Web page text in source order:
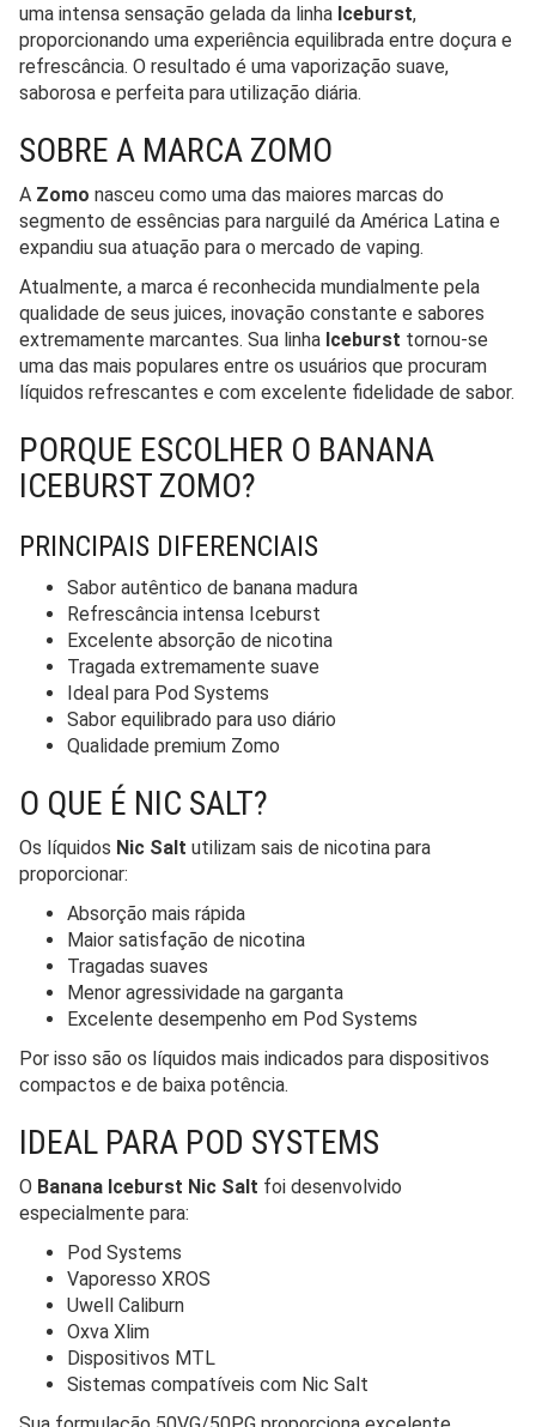
uma intensa sensação gelada da linha Iceburst,
proporcionando uma experiência equilibrada entre doçura e
refrescância. O resultado é uma vaporização suave,
saborosa e perfeita para utilização diária.
SOBRE A MARCA ZOMO
A Zomo nasceu como uma das maiores marcas do
segmento de essências para narguilé da América Latina e
expandiu sua atuação para o mercado de vaping.
Atualmente, a marca é reconhecida mundialmente pela
qualidade de seus juices, inovação constante e sabores
extremamente marcantes. Sua linha Iceburst tornou-se
uma das mais populares entre os usuários que procuram
líquidos refrescantes e com excelente fidelidade de sabor.
PORQUE ESCOLHER O BANANA
ICEBURST ZOMO?
PRINCIPAIS DIFERENCIAIS
Sabor autêntico de banana madura
Refrescância intensa Iceburst
Excelente absorção de nicotina
Tragada extremamente suave
Ideal para Pod Systems
Sabor equilibrado para uso diário
Qualidade premium Zomo
O QUE É NIC SALT?
Os líquidos Nic Salt utilizam sais de nicotina para
proporcionar:
Absorção mais rápida
Maior satisfação de nicotina
Tragadas suaves
Menor agressividade na garganta
Excelente desempenho em Pod Systems
Por isso são os líquidos mais indicados para dispositivos
compactos e de baixa potência.
IDEAL PARA POD SYSTEMS
O Banana Iceburst Nic Salt foi desenvolvido
especialmente para:
Pod Systems
Vaporesso XROS
Uwell Caliburn
Oxva Xlim
Dispositivos MTL
Sistemas compatíveis com Nic Salt